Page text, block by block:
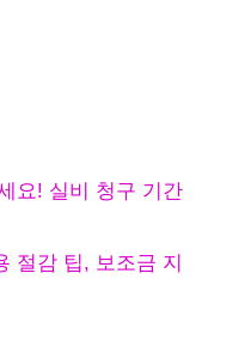
요! 실비 청구 기간
절감 팁, 보조금 지